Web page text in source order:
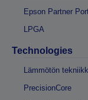
Epson Partner
LPGA
Technologies
Lämmötön
PrecisionCore